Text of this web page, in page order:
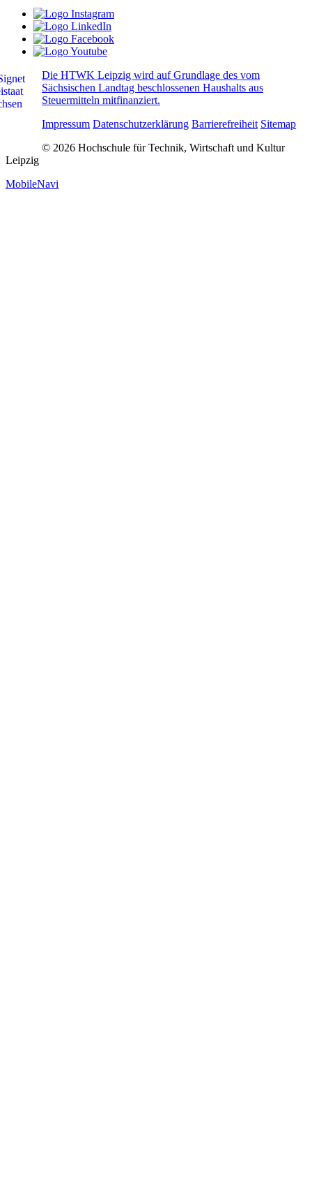
Die HTWK Leipzig wird auf Grundlage des vom
Sächsischen Landtag beschlossenen Haushalts aus
Steuermitteln mitfinanziert.
Impressum Datenschutzerklärung Barrierefreiheit Sitemap
© 2026 Hochschule für Technik, Wirtschaft und Kultur
Leipzig
MobileNavi